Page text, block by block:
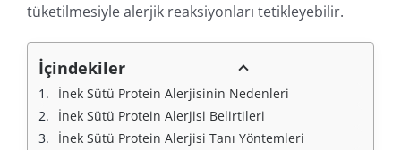
tüketilmesiyle alerjik reaksiyonları tetikleyebilir.
İçindekiler
İnek Sütü Protein Alerjisinin Nedenleri
İnek Sütü Protein Alerjisi Belirtileri
İnek Sütü Protein Alerjisi Tanı Yöntemleri